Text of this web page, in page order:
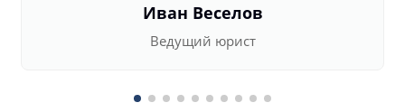
Иван Веселов
Ведущий юрист